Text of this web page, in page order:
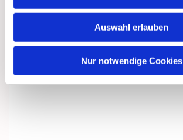
Auswahl erlauben
Nur notwendige Cookies